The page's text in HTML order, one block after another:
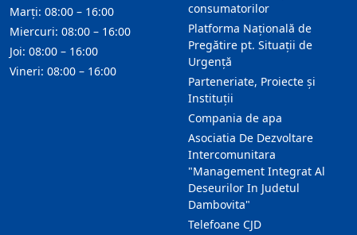
consumatorilor
Platforma Națională de
Pregătire pt. Situații de
Urgență
Parteneriate, Proiecte și
Instituții
Compania de apa
Asociatia De Dezvoltare
Intercomunitara
"Management Integrat Al
Deseurilor In Judetul
Dambovita"
Telefoane CJD
Marți: 08:00 – 16:00
Miercuri: 08:00 – 16:00
Joi: 08:00 – 16:00
Vineri: 08:00 – 16:00